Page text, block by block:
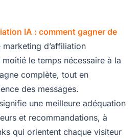
IA : comment gagner de
marketing d’affiliation
le temps nécessaire à la
complète, tout en
des messages.
une meilleure adéquation
et recommandations, à
qui orientent chaque visiteur